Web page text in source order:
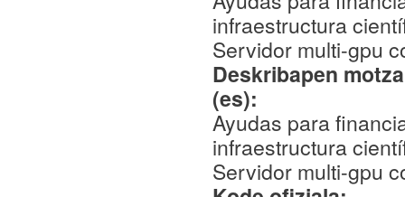
infraestructura
Servidor multi-gpu
Deskribapen
(es):
Ayudas para
infraestructura
Servidor multi-gpu